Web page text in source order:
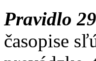
Pravidlo
časopise